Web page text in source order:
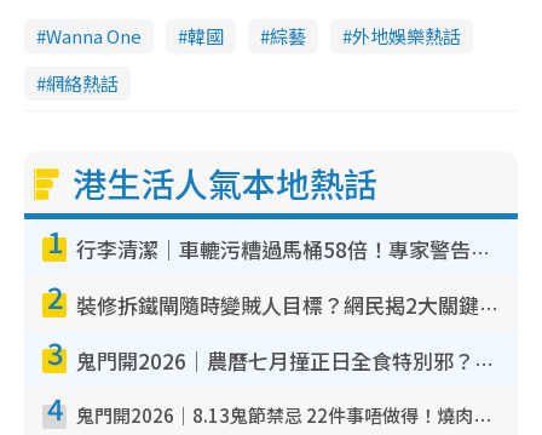
Wanna One 韓國 綜藝
外地娛樂熱話
網絡熱話
港生活人氣本地熱話
1 行李清潔｜車轆污糟過馬桶58倍！專家警告忌用酒精抹 教1招免污手除菌
2 裝修拆鐵閘隨時變賊人目標？網民揭2大關鍵用途：裝新式等於白裝？附新舊鐵閘分別
3 鬼門開2026｜農曆七月撞正日全食特別邪？專家警告切忌做一事！揭4大禁忌+2招保平安
4 鬼門開2026｜8.13鬼節禁忌 22件事唔做得！燒肉、刺身要少食？半夜勿吹口哨/打呢個電話